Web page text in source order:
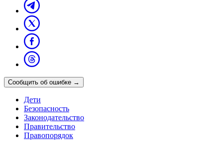
Сообщить об ошибке →
Дети
Безопасность
Законодательство
Правительство
Правопорядок